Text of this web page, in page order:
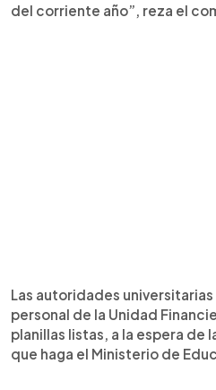
del corriente año”, reza el
Las autoridades
personal de la Unidad
planillas listas, a la espera
que haga el Ministerio de